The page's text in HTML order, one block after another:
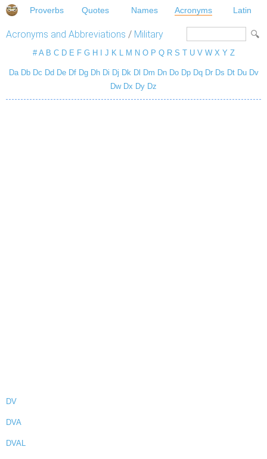
Proverbs Quotes Names Acronyms Latin
Acronyms and Abbreviations / Military
# A B C D E F G H J K L M N O P Q R S T U V W X Y Z
Da Db Dc Dd De Df Dg Dh Di Dj Dk Dl Dm Dn Do Dp Dq Dr Ds Dt Du Dv
Dw Dx Dy Dz
DV
DVA
DVAL